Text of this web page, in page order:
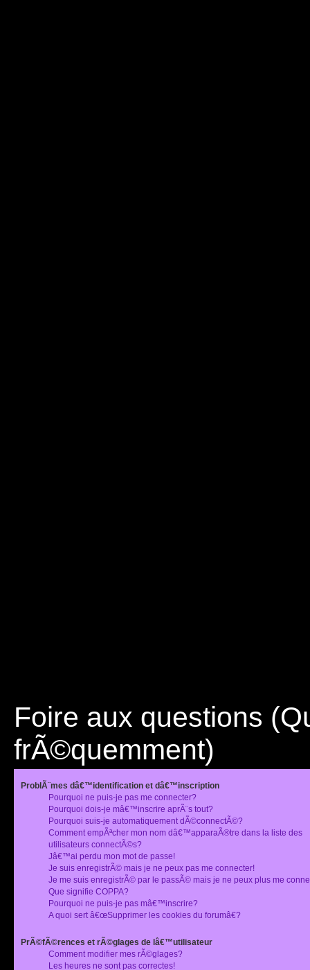
Foire aux questions
frÃ©quemment)
ProblÃ¨mes dâ€™identification et dâ€™inscription
Pourquoi ne puis-je pas me connecter?
Pourquoi dois-je mâ€™inscrire aprÃ¨s tout?
Pourquoi suis-je automatiquement dÃ©connectÃ©?
Comment empÃªcher mon nom dâ€™apparaÃ®tre dans la liste des
utilisateurs connectÃ©s?
Jâ€™ai perdu mon mot de passe!
Je suis enregistrÃ© mais je ne peux pas me connecter!
Je me suis enregistrÃ© par le passÃ© mais je ne peux plus me
Que signifie COPPA?
Pourquoi ne puis-je pas mâ€™inscrire?
A quoi sert â€œSupprimer les cookies du forumâ€?
PrÃ©fÃ©rences et rÃ©glages de lâ€™utilisateur
Comment modifier mes rÃ©glages?
Les heures ne sont pas correctes!